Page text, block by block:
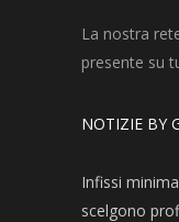
La nostra
presente su
NOTIZIE BY
Infissi
scelgono